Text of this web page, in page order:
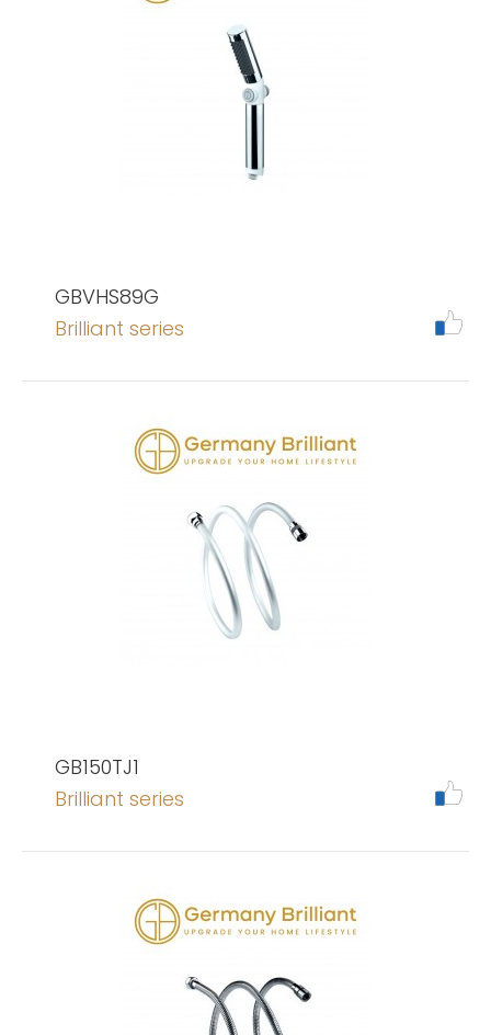
GBVHS89G
Brilliant series
GB150TJ1
Brilliant series